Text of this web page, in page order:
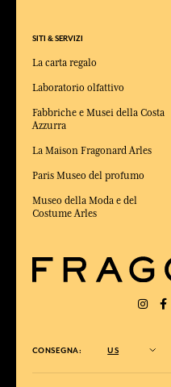
SITI & SERVIZI
La carta regalo
Laboratorio olfattivo
Fabbriche e Musei della Costa
Azzurra
La Maison Fragonard Arles
Paris Museo del profumo
Museo della Moda e del
Costume Arles
CONSEGNA: US